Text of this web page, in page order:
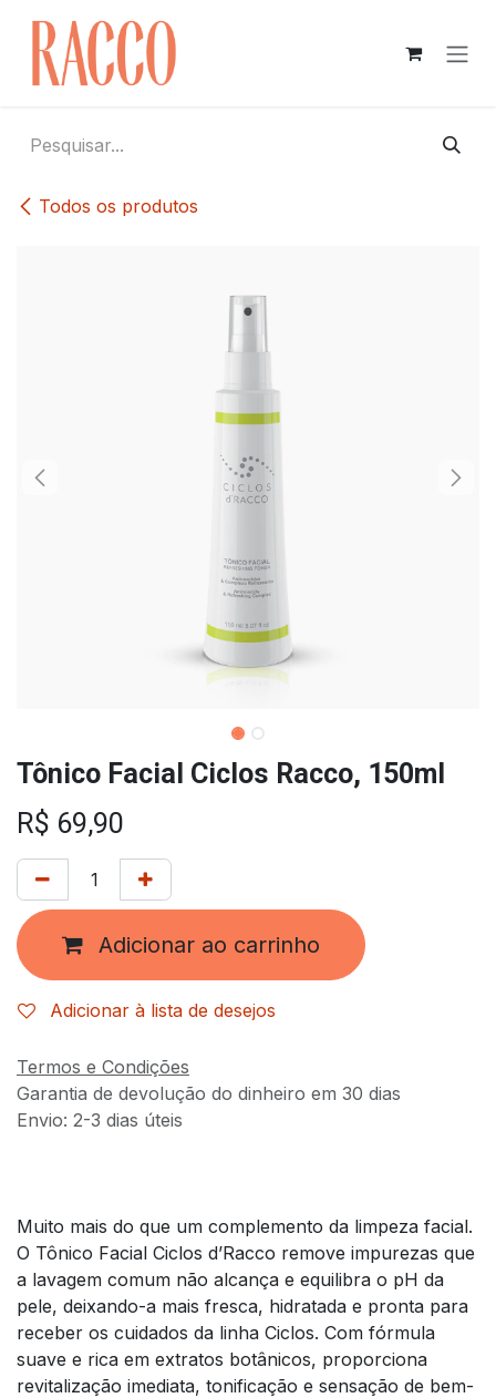
Todos os produtos
Tônico Facial Ciclos Racco, 150ml
R$ 69,90
Adicionar ao carrinho
Adicionar à lista de desejos
Termos e Condições
Garantia de devolução do dinheiro em 30 dias
Envio: 2-3 dias úteis
Muito mais do que um complemento da limpeza facial.
O Tônico Facial Ciclos d’Racco remove impurezas que
a lavagem comum não alcança e equilibra o pH da
pele, deixando-a mais fresca, hidratada e pronta para
receber os cuidados da linha Ciclos. Com fórmula
suave e rica em extratos botânicos, proporciona
revitalização imediata, tonificação e sensação de bem-